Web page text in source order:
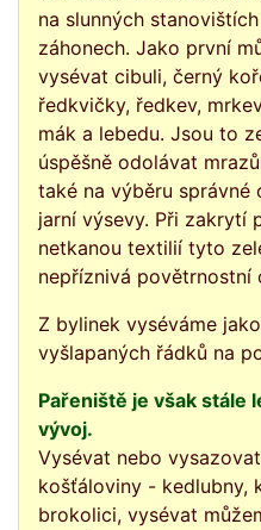
na slunných
záhonech. Jako první
vysévat cibuli, černý
ředkvičky, ředkev,
mák a lebedu. Jsou to
úspěšně odolávat
také na výběru správné
jarní výsevy. Při zakrytí
netkanou textilií tyto
nepříznivá povětrnostní
Z bylinek vyséváme
vyšlapaných řádků na
Pařeniště je však stále
vývoj.
Vysévat nebo
košťáloviny - kedlubny,
brokolici, vysévat